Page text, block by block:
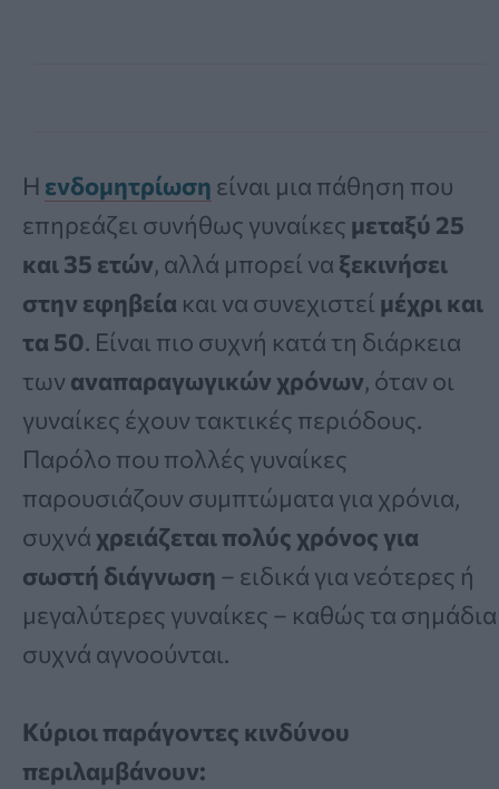
Η ενδομητρίωση είναι μια πάθηση που
επηρεάζει συνήθως γυναίκες μεταξύ 25
και 35 ετών, αλλά μπορεί να ξεκινήσει
στην εφηβεία και να συνεχιστεί μέχρι και
τα 50. Είναι πιο συχνή κατά τη διάρκεια
των αναπαραγωγικών χρόνων, όταν οι
γυναίκες έχουν τακτικές περιόδους.
Παρόλο που πολλές γυναίκες
παρουσιάζουν συμπτώματα για χρόνια,
συχνά χρειάζεται πολύς χρόνος για
σωστή διάγνωση – ειδικά για νεότερες ή
μεγαλύτερες γυναίκες – καθώς τα σημάδια
συχνά αγνοούνται.
Κύριοι παράγοντες κινδύνου
περιλαμβάνουν: